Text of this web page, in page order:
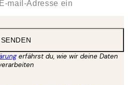
SENDEN
erfährst du, wie wir deine Daten